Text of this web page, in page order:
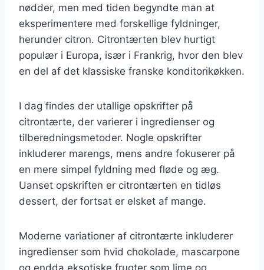
nødder, men med tiden begyndte man at
eksperimentere med forskellige fyldninger,
herunder citron. Citrontærten blev hurtigt
populær i Europa, især i Frankrig, hvor den blev
en del af det klassiske franske konditorikøkken.
I dag findes der utallige opskrifter på
citrontærte, der varierer i ingredienser og
tilberedningsmetoder. Nogle opskrifter
inkluderer marengs, mens andre fokuserer på
en mere simpel fyldning med fløde og æg.
Uanset opskriften er citrontærten en tidløs
dessert, der fortsat er elsket af mange.
Moderne variationer af citrontærte inkluderer
ingredienser som hvid chokolade, mascarpone
og endda eksotiske frugter som lime og